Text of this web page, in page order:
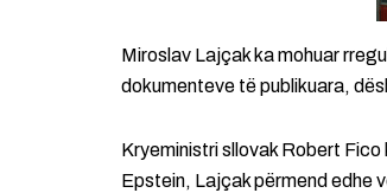
Miroslav Lajçak ka mohuar
dokumenteve të publikuara,
Kryeministri sllovak Robert
Epstein, Lajçak përmend edhe